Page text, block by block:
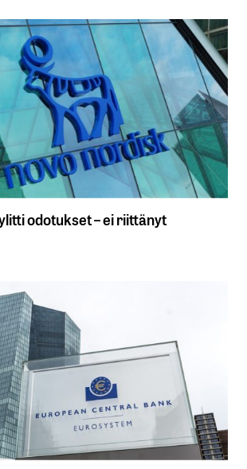
odotukset – ei riittänyt